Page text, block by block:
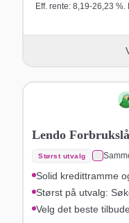
Eff. rente: 8,19-26,23
Lendo
Størst utvalg
Solid kredittramme
Størst på utvalg:
Velg det beste